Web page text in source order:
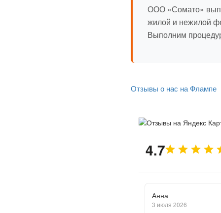
ООО «Сомато»
жилой и нежилой
Выполним
Отзывы о нас на Флампе
4.7
Анна
3 июля 2026